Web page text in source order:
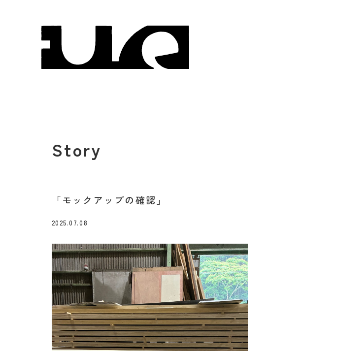
Story
モックアップの確認
2025.07.08